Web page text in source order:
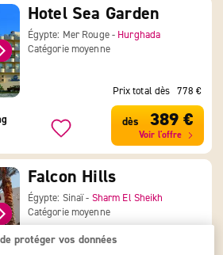
Hotel Sea Garden
Égypte: Mer Rouge - Hurghada
Catégorie moyenne
Prix total dès 778 €
dès 389 €
Voir l'offre
Falcon Hills
Égypte: Sinaï - Sharm El Sheikh
Catégorie moyenne
protéger vos données